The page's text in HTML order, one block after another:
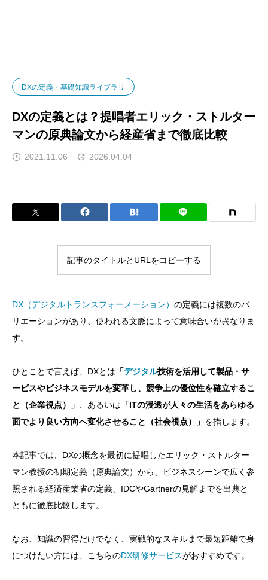
DXの定義・基礎知識ライブラリ
DXの定義とは？提唱者エリック・ストルター
マンの原典論文から経産省まで徹底比較
2021.11.06 2026.04.04
記事のタイトルとURLをコピーする
DX（デジタルトランスフォーメーション） の定義には複数のバ
リエーションがあり、使われる文脈によって意味合いが異なりま
す。
ひとことで言えば、DXとは 「デジタル技術を活用して製品・サ
ービスやビジネスモデルを変革し、競争上の優位性を確立するこ
と（企業視点）」
、あるいは 「ITの浸透が人々の生活をあらゆる
面でより良い方向へ変化させること（社会視点）」 を指します。
本記事では、DXの概念を最初に提唱したエリック・ストルター
マン教授の初期定義（原典論文）から、ビジネスシーンで広く参
照される経済産業省の定義、IDCやGartnerの見解までを出典と
ともに徹底比較します。
なお、知識の習得だけでなく、実戦的なスキルまで最短距離で身
につけたい方には、こちらのDX研修サービスがおすすめです。